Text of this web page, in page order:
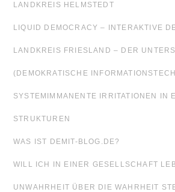
LANDKREIS HELMSTEDT
LIQUID DEMOCRACY – INTERAKTIVE
LANDKREIS FRIESLAND – DER
(DEMOKRATISCHE
SYSTEMIMMANENTE IRRITATIONEN IN
STRUKTUREN
WAS IST DEMIT-BLOG.DE?
WILL ICH IN EINER GESELLSCHAFT
UNWAHRHEIT ÜBER DIE WAHRHEIT